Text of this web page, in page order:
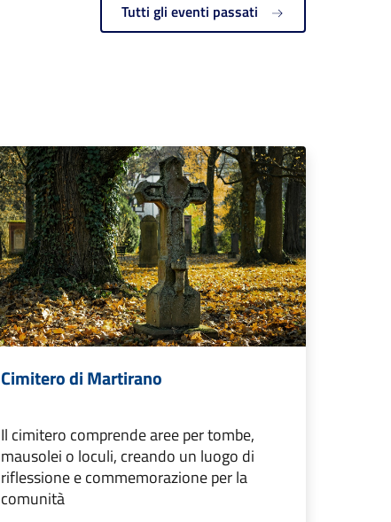
Tutti gli eventi passati
Cimitero di Martirano
Il cimitero comprende aree per tombe,
mausolei o loculi, creando un luogo di
riflessione e commemorazione per la
comunità